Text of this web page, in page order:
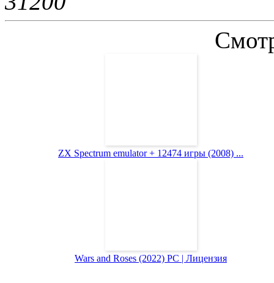
ZX Spectrum emulator + 12474 игры (2008) ...
Wars and Roses (2022) PC | Лицензия